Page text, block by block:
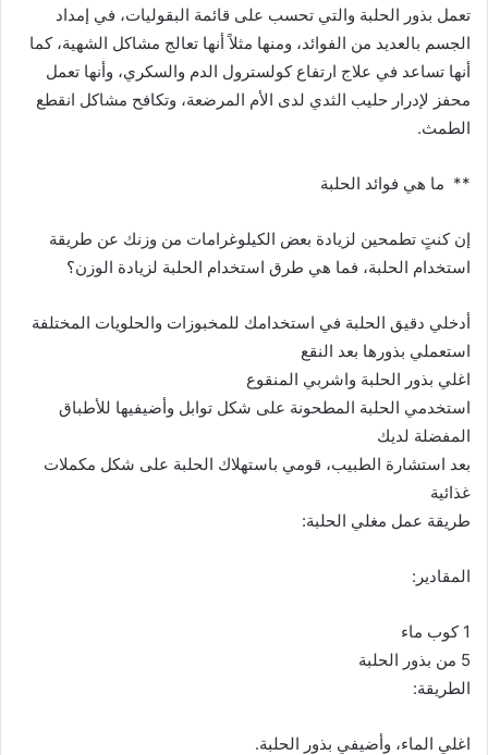
تعمل بذور الحلبة والتي تحسب على قائمة البقوليات، في إمداد
الجسم بالعديد من الفوائد، ومنها مثلاً أنها تعالج مشاكل الشهية، كما
أنها تساعد في علاج ارتفاع كولسترول الدم والسكري، وأنها تعمل
محفز لإدرار حليب الثدي لدى الأم المرضعة، وتكافح مشاكل انقطع
الطمث.
** ما هي فوائد الحلبة
إن كنتٍ تطمحين لزيادة بعض الكيلوغرامات من وزنك عن طريقة
استخدام الحلبة، فما هي طرق استخدام الحلبة لزيادة الوزن؟
أدخلي دقيق الحلبة في استخدامك للمخبوزات والحلويات المختلفة
استعملي بذورها بعد النقع
اغلي بذور الحلبة واشربي المنقوع
استخدمي الحلبة المطحونة على شكل توابل وأضيفيها للأطباق
المفضلة لديك
بعد استشارة الطبيب، قومي باستهلاك الحلبة على شكل مكملات
غذائية
طريقة عمل مغلي الحلبة:
المقادير:
1 كوب ماء
5 من بذور الحلبة
الطريقة:
اغلي الماء، وأضيفي بذور الحلبة.